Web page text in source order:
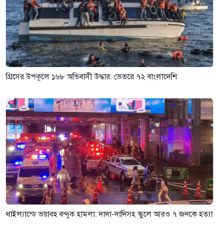
গ্রিসের উপকূলে ১৬৮ অভিবাসী উদ্ধার: ভেতরে ৭২ বাংলাদেশি
থাইল্যান্ডে ভয়াবহ বন্দুক হামলা: দাদা-দাদিসহ স্কুলে আরও ৭ জনকে হত্যা